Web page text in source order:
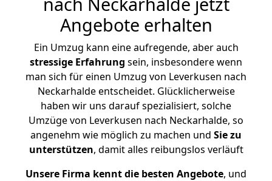
Angebote erhalten
Ein Umzug kann eine aufregende, aber auch
stressige Erfahrung sein, insbesondere wenn
man sich für einen Umzug von Leverkusen nach
Neckarhalde entscheidet. Glücklicherweise
haben wir uns darauf spezialisiert, solche
Umzüge von Leverkusen nach Neckarhalde, so
angenehm wie möglich zu machen und Sie zu
unterstützen, damit alles reibungslos verläuft
Unsere Firma kennt die besten Angebote, und